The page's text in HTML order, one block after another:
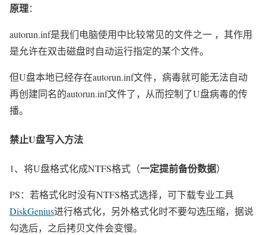
原理：
autorun.inf是我们电脑使用中比较常见的文件之一 ，其作用
是允许在双击磁盘时自动运行指定的某个文件。
但U盘本地已经存在autorun.inf文件，病毒就可能无法自动
再创建同名的autorun.inf文件了，从而控制了U盘病毒的传
播。
禁止U盘写入方法
1、将U盘格式化成NTFS格式（一定提前备份数据）
PS：若格式化时没有NTFS格式选择，可下载专业工具
DiskGenius进行格式化，另外格式化时不要勾选压缩，据说
勾选后，之后拷贝文件会变慢。